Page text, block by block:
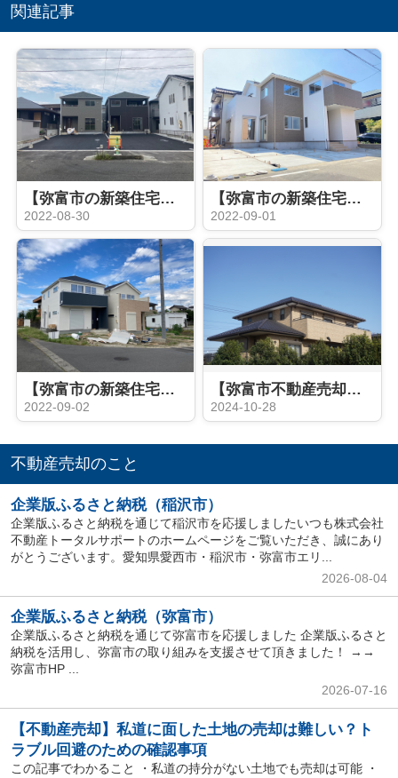
関連記事
【弥富市の新築住宅】 完成♪弥富市 五明第３ 全２棟
2022-08-30
【弥富市の新築住宅】完成5LDK！弥富市前ヶ平 全１棟
2022-09-01
【弥富市の新築住宅】完成間近 弥富市小島町 全2棟
2022-09-02
【弥富市不動産売却】自宅敷地の一部を売却したい！
2024-10-28
不動産売却のこと
企業版ふるさと納税（稲沢市）
企業版ふるさと納税を通じて稲沢市を応援しましたいつも株式会社
不動産トータルサポートのホームページをご覧いただき、誠にあり
がとうございます。愛知県愛西市・稲沢市・弥富市エリ...
2026-08-04
企業版ふるさと納税（弥富市）
企業版ふるさと納税を通じて弥富市を応援しました 企業版ふるさと
納税を活用し、弥富市の取り組みを支援させて頂きました！ →→
弥富市HP ...
2026-07-16
【不動産売却】私道に面した土地の売却は難しい？ト
ラブル回避のための確認事項
この記事でわかること ・私道の持分がない土地でも売却は可能 ・